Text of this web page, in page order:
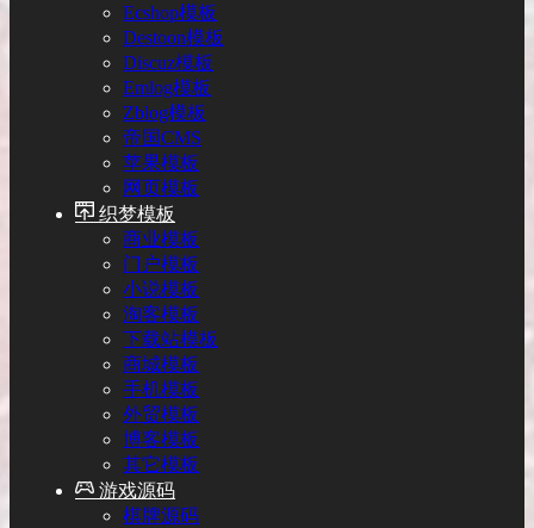
Ecshop模板
Destoon模板
Discuz模板
Emlog模板
Zblog模板
帝国CMS
苹果模板
网页模板
织梦模板
商业模板
门户模板
小说模板
淘客模板
下载站模板
商城模板
手机模板
外贸模板
博客模板
其它模板
游戏源码
棋牌源码